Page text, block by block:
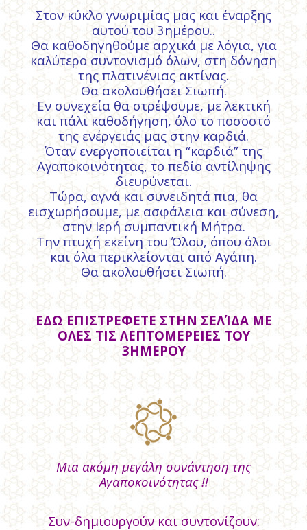
Στον κύκλο γνωριμίας μας και έναρξης
αυτού του 3ημέρου..
Θα καθοδηγηθούμε αρχικά με λόγια, για
καλύτερο συντονισμό όλων, στη δόνηση
της πλατινένιας ακτίνας.
Θα ακολουθήσει Σιωπή.
Εν συνεχεία θα στρέψουμε, με λεκτική
και πάλι καθοδήγηση, όλο το ποσοστό
της ενέργειάς μας στην καρδιά.
Όταν ενεργοποιείται η “καρδιά” της
Αγαποκοινότητας, το πεδίο αντίληψης
διευρύνεται.
Τώρα, αγνά και συνειδητά πια, θα
εισχωρήσουμε, με ασφάλεια και σύνεση,
στην Ιερή συμπαντική Μήτρα.
Την πτυχή εκείνη του Όλου, όπου όλοι
και όλα περικλείονται από Αγάπη.
Θα ακολουθήσει Σιωπή.
ΕΔΩ ΕΠΙΣΤΡΕΦΕΤΕ ΣΤΗΝ ΣΕΛΊΔΑ ΜΕ
ΟΛΕΣ ΤΙΣ ΛΕΠΤΟΜΕΡΕΙΕΣ ΤΟΥ
3ΗΜΕΡΟΥ
Μια ακόμη μεγάλη συνάντηση της
Αγαποκοινότητας !!
Συν-δημιουργούν και συντονίζουν: